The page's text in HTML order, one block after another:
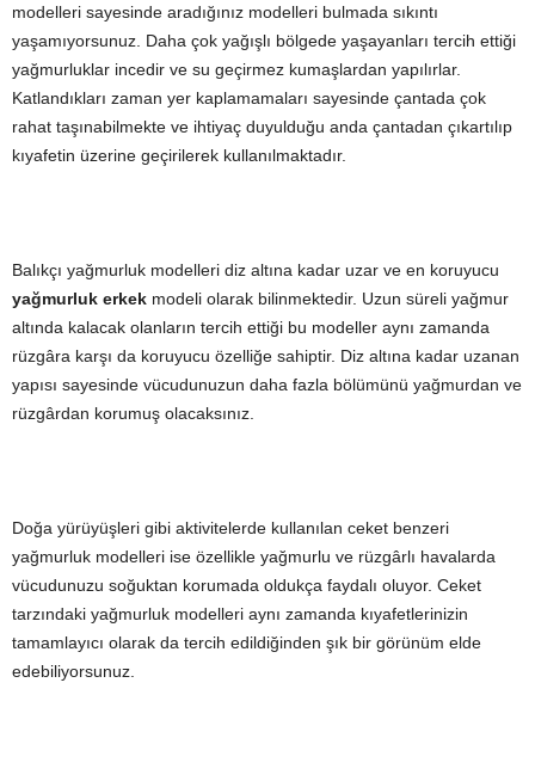
modelleri sayesinde aradığınız modelleri bulmada sıkıntı
yaşamıyorsunuz. Daha çok yağışlı bölgede yaşayanları tercih ettiği
yağmurluklar incedir ve su geçirmez kumaşlardan yapılırlar.
Katlandıkları zaman yer kaplamamaları sayesinde çantada çok
rahat taşınabilmekte ve ihtiyaç duyulduğu anda çantadan çıkartılıp
kıyafetin üzerine geçirilerek kullanılmaktadır.
Balıkçı yağmurluk modelleri diz altına kadar uzar ve en koruyucu
yağmurluk erkek modeli olarak bilinmektedir. Uzun süreli yağmur
altında kalacak olanların tercih ettiği bu modeller aynı zamanda
rüzgâra karşı da koruyucu özelliğe sahiptir. Diz altına kadar uzanan
yapısı sayesinde vücudunuzun daha fazla bölümünü yağmurdan ve
rüzgârdan korumuş olacaksınız.
Doğa yürüyüşleri gibi aktivitelerde kullanılan ceket benzeri
yağmurluk modelleri ise özellikle yağmurlu ve rüzgârlı havalarda
vücudunuzu soğuktan korumada oldukça faydalı oluyor. Ceket
tarzındaki yağmurluk modelleri aynı zamanda kıyafetlerinizin
tamamlayıcı olarak da tercih edildiğinden şık bir görünüm elde
edebiliyorsunuz.